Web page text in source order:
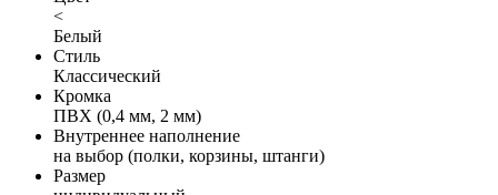
<
Белый
Стиль
Классический
Кромка
ПВХ (0,4 мм, 2 мм)
Внутреннее наполнение
на выбор (полки, корзины, штанги)
Размер